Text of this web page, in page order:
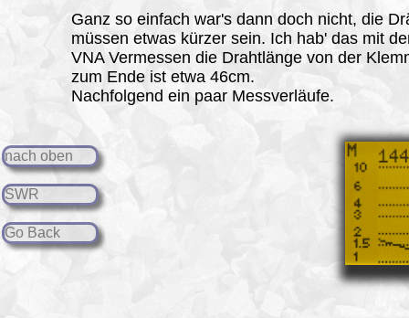
nach oben
SWR
Go Back
Ganz so einfach war's dann doch nicht, die
müssen etwas kürzer sein. Ich hab' das mit
VNA Vermessen die Drahtlänge von der
zum Ende ist etwa 46cm.
Nachfolgend ein paar Messverläufe.